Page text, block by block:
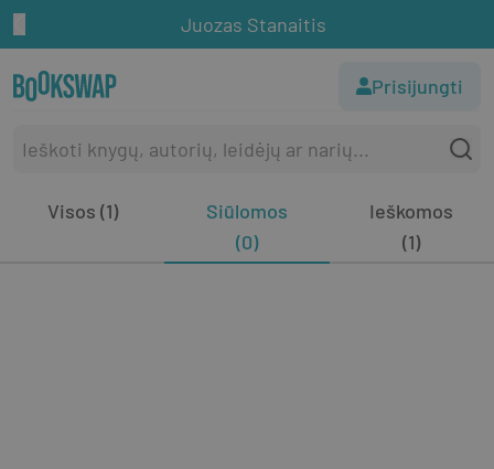
Juozas Stanaitis
Prisijungti
Visos (1)
Siūlomos
(0)
Ieškomos
(1)